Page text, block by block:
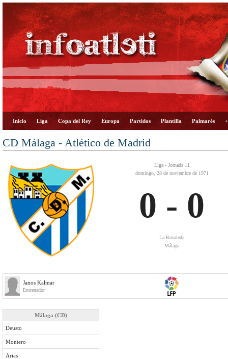
Inicio Liga Copa del Rey Europa Partidos Plantilla Palmarés
CD Málaga - Atlético de Madrid
Liga - Jornada 11
domingo, 28 de noviembre de 1971
0 - 0
La Rosaleda
Málaga
Janos Kalmar
Entrenador
Málaga (CD)
Deusto
Montero
Arias